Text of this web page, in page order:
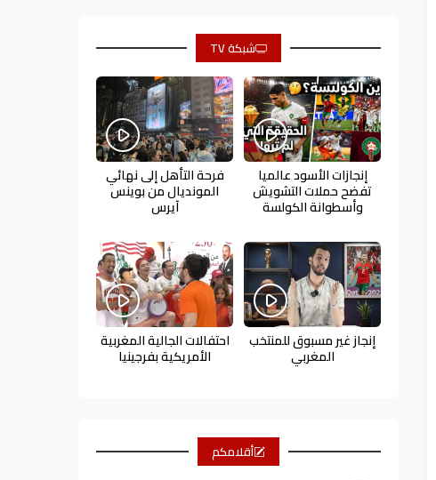
شبكة TV
إنجازات الأسود عالميا
تفضح حملات التشويش
وأسطوانة الكولسة
فرحة التأهل إلى نهائي
المونديال من بوينس
آيرس
إنجاز غير مسبوق للمنتخب
المغربي
احتفالات الجالية المغربية
الأمريكية بفرجينيا
أقلامكم